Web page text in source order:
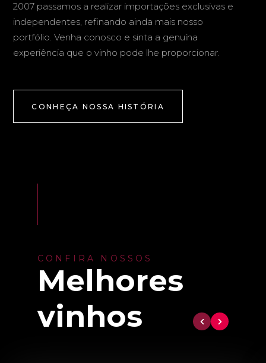
2007 passamos a realizar importações exclusivas e
independentes, refinando ainda mais nosso
portfólio. Venha conosco e sinta a genuína
experiência que o vinho pode lhe proporcionar.
CONHEÇA NOSSA HISTÓRIA
CONFIRA NOSSOS
Melhores
vinhos